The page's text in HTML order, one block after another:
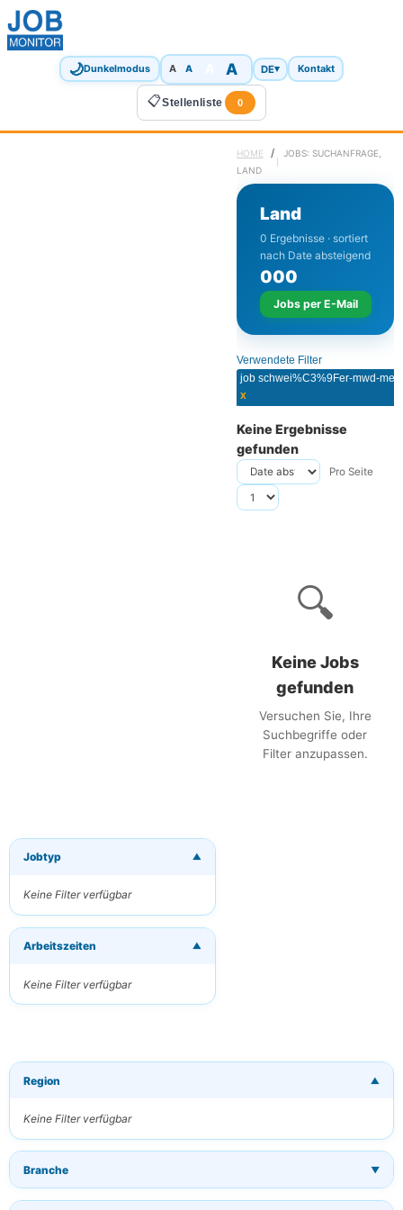
🌙Dunkelmodus A A A DE▾ Kontakt
📋Stellenliste 0
HOME /
JOBS: SUCHANFRAGE,
LAND
Land
0 Ergebnisse · sortiert
nach Date absteigend
000
Jobs per E-Mail
Verwendete Filter
x
Keine Ergebnisse
gefunden
Pro Seite
🔍
Keine Jobs
gefunden
Versuchen Sie, Ihre
Suchbegriffe oder
Filter anzupassen.
Jobtyp ▼
Keine Filter verfügbar
Arbeitszeiten ▼
Keine Filter verfügbar
Region ▼
Keine Filter verfügbar
Branche ▼